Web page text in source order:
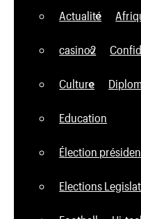
Actualité
casino2
Culture
Education
Élection
Elections